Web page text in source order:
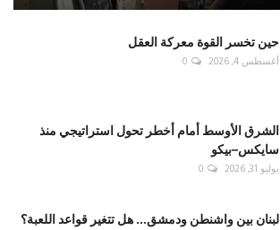
حين تخسر القوة معركة العقل
أغسطس 4, 2026 0
الشرق الأوسط أمام أخطر تحول استراتيجي منذ
سايكس–بيكو
يوليو 31, 2026 0
لبنان بين واشنطن ودمشق... هل تتغير قواعد اللعبة؟